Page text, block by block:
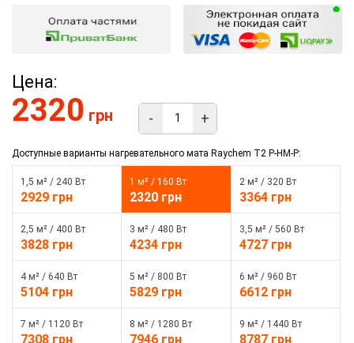
Цена:
2320 грн - +
Доступные варианты нагревательного мата Raychem T2 P-HM-P:
1,5 м² / 240 Вт
2929 грн
1 м² / 160 Вт
2320 грн
2 м² / 320 Вт
3364 грн
2,5 м² / 400 Вт
3828 грн
3 м² / 480 Вт
4234 грн
3,5 м² / 560 Вт
4727 грн
4 м² / 640 Вт
5104 грн
5 м² / 800 Вт
5829 грн
6 м² / 960 Вт
6612 грн
7 м² / 1120 Вт
7308 грн
8 м² / 1280 Вт
7946 грн
9 м² / 1440 Вт
8787 грн